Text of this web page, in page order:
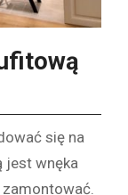
się na
jest wnęka